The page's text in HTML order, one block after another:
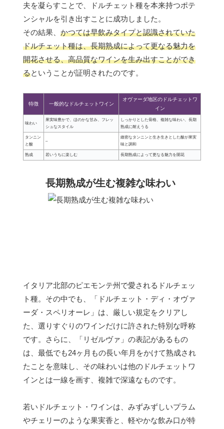
夫を凝らすことで、ドルチェット種を本来持つポテ
ンシャルを引き出すことに成功しました。
その結果、 かつては早飲みタイプと認識されていた
ドルチェット種は、長期熟成によって更なる魅力を
開花させる、高品質なワインを生み出すことができ
るということが証明されたのです。
特徴 一般的なドルチェットワイン
オヴァーダ地区のドルチェットワ
イン
味わい
果実味豊かで、ほのかな甘み、フレッ
シュなスタイル
しっかりとした骨格、複雑な味わい、長期
熟成に耐えうる
タンニン
と酸
–
緻密なタンニンと生き生きとした酸が果実
味と調和
熟成 若いうちに楽しむ 長期熟成によって更なる魅力を開花
長期熟成が生む複雑な味わい
イタリア北部のピエモンテ州で愛されるドルチェッ
ト種。その中でも、「ドルチェット・ディ・オヴァ
ーダ・スペリオーレ」は、厳しい規定をクリアし
た、選りすぐりのワインだけに許された特別な呼称
です。さらに、「リゼルヴァ」の表記があるもの
は、最低でも24ヶ月もの長い年月をかけて熟成され
たことを意味し、その味わいは他のドルチェットワ
インとは一線を画す、複雑で深遠なものです。
若いドルチェット・ワインは、みずみずしいプラム
やチェリーのような果実香と、軽やかな飲み口が特